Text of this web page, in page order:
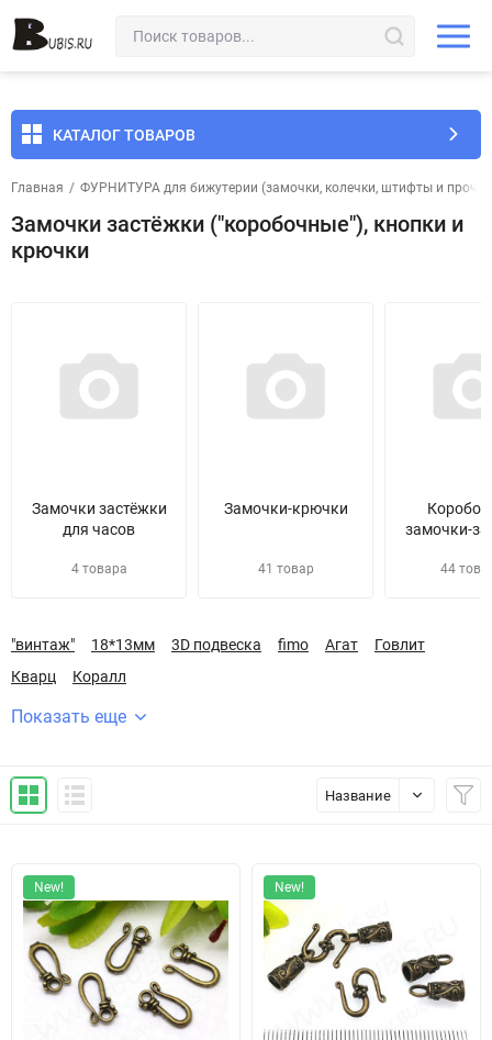
КАТАЛОГ ТОВАРОВ
Главная / ФУРНИТУРА для бижутерии (замочки, колечки, штифты и
Замочки застёжки ("коробочные"), кнопки и
крючки
Замочки застёжки
для часов
4 товара
Замочки-крючки
41 товар
замочки-
44
"винтаж" 18*13мм 3D подвеска fimo Агат
Говлит
Кварц
Коралл
Показать еще
Название
New! New!